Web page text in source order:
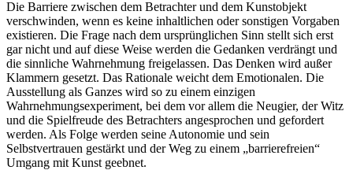
Die Barriere zwischen dem Betrachter und dem Kunstobjekt
verschwinden, wenn es keine inhaltlichen oder sonstigen Vorgaben
existieren. Die Frage nach dem ursprünglichen Sinn stellt sich erst
gar nicht und auf diese Weise werden die Gedanken verdrängt und
die sinnliche Wahrnehmung freigelassen. Das Denken wird außer
Klammern gesetzt. Das Rationale weicht dem Emotionalen. Die
Ausstellung als Ganzes wird so zu einem einzigen
Wahrnehmungsexperiment, bei dem vor allem die Neugier, der Witz
und die Spielfreude des Betrachters angesprochen und gefordert
werden. Als Folge werden seine Autonomie und sein
Selbstvertrauen gestärkt und der Weg zu einem „barrierefreien“
Umgang mit Kunst geebnet.